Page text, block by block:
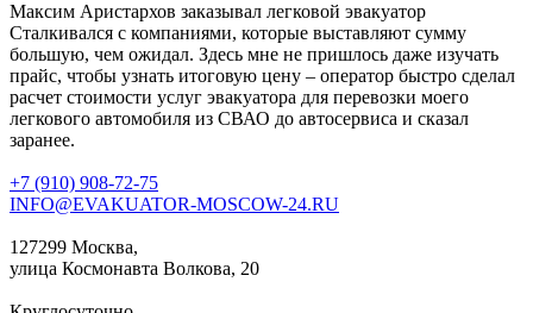
Максим Аристархов заказывал легковой эвакуатор
Сталкивался с компаниями, которые выставляют сумму
большую, чем ожидал. Здесь мне не пришлось даже изучать
прайс, чтобы узнать итоговую цену – оператор быстро сделал
расчет стоимости услуг эвакуатора для перевозки моего
легкового автомобиля из СВАО до автосервиса и сказал
заранее.
+7 (910) 908-72-75
INFO@EVAKUATOR-MOSCOW-24.RU
127299 Москва,
улица Космонавта Волкова, 20